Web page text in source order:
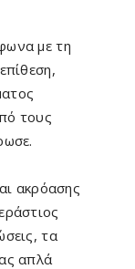
με τη
τους
ακρόασης
τα
απλά